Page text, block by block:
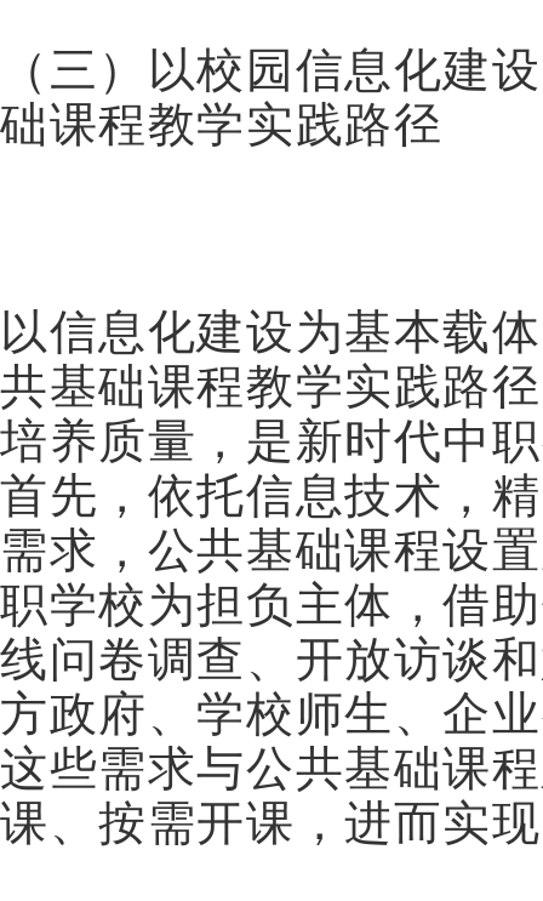
（三）以校园信息化建
础课程教学实践路径
以信息化建设为基本载
共基础课程教学实践路
培养质量，是新时代中
首先，依托信息技术，
需求，公共基础课程设
职学校为担负主体，借
线问卷调查、开放访谈
方政府、学校师生、企
这些需求与公共基础课
课、按需开课，进而实